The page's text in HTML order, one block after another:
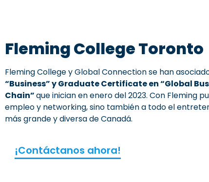
Fleming College Toronto
Fleming College y Global Connection se han
“Business” y Graduate Certificate en “Global
Chain”que inician en enero del 2023. Con Fleming
empleo y networking, sino también a todo el
más grande y diversa de Canadá.
¡Contáctanos ahora!